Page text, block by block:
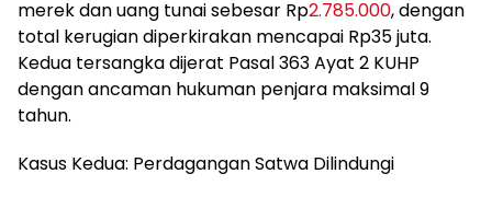
merek dan uang tunai sebesar Rp2.785.000, dengan
total kerugian diperkirakan mencapai Rp35 juta.
Kedua tersangka dijerat Pasal 363 Ayat 2 KUHP
dengan ancaman hukuman penjara maksimal 9
tahun.
Kasus Kedua: Perdagangan Satwa Dilindungi